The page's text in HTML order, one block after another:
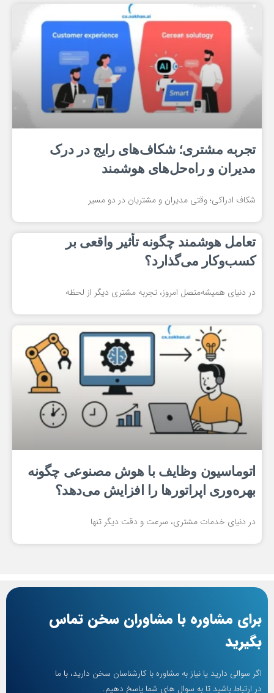
تجربه مشتری؛ شکاف‌های رایج در درک
مدیران و راه‌حل‌های هوشمند
شکاف ادراکی؛ وقتی مدیران و مشتریان در دو مسیر
تعامل هوشمند چگونه تأثیر واقعی بر
کسب‌وکار می‌گذارد؟
در دنیای همیشه‌متصل امروز، تجربه مشتری دیگر از لحظه
اتوماسیون وظایف با هوش مصنوعی چگونه
بهره‌وری اپراتورها را افزایش می‌دهد؟
در دنیای خدمات مشتری، سرعت و دقت دیگر تنها
برای مشاوره با مشاوران سخن تماس
بگیرید
اگر سوالی دارید یا نیاز به مشاوره با کارشناسان سخن دارید، با ما
در ارتباط باشید تا به سوال های شما پاسخ دهیم.